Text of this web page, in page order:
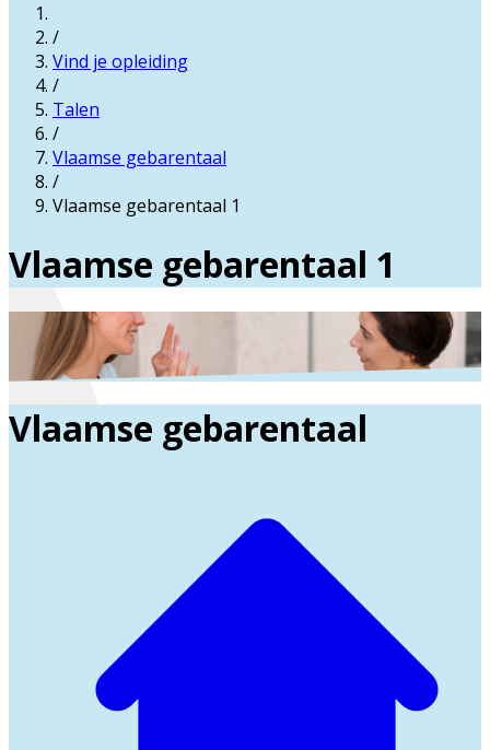
/
Vind je opleiding
/
Talen
/
Vlaamse gebarentaal
/
Vlaamse gebarentaal 1
Vlaamse gebarentaal 1
Vlaamse gebarentaal